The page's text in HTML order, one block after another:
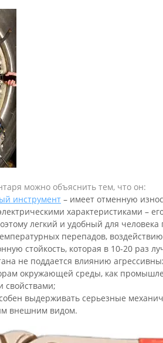
можно объяснить тем, что он:
инструмент – имеет отменную
характеристиками –
легкий и удобный для человека
перепадов,
стойкость, которая в 10-20 раз
не поддается влиянию
окружающей среды, как
свойствами;
выдерживать серьезные
внешним видом.